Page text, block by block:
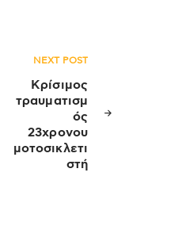
NEXT POST
Κρίσιμος
τραυματισμ
ός
23χρονου
μοτοσικλετι
στή